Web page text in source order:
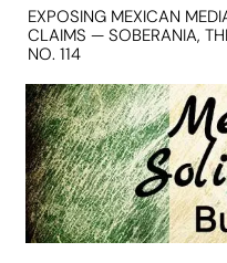
EXPOSING MEXICAN
CLAIMS — SOBERANIA,
NO. 114